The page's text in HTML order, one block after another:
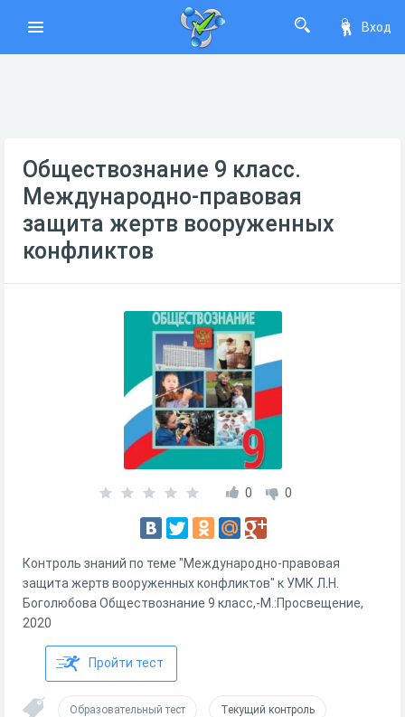
Вход
Обществознание 9 класс.
Международно-правовая
защита жертв вооруженных
конфликтов
0 0
Контроль знаний по теме "Международно-правовая
защита жертв вооруженных конфликтов" к УМК Л.Н.
Боголюбова Обществознание 9 класс,-М.:Просвещение,
2020
Пройти тест
Образовательный тест Текущий контроль